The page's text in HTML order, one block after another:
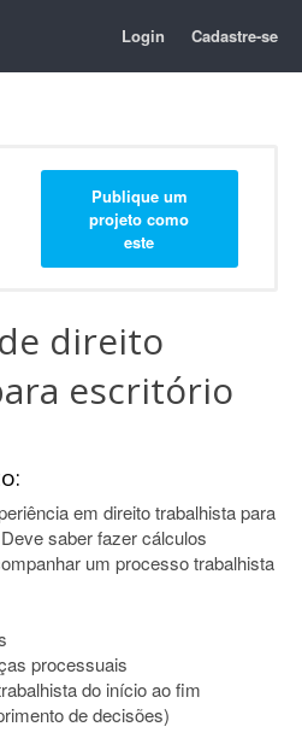
Login Cadastre-se
Publique um
projeto como
este
direito
escritório
em direito trabalhista para
saber fazer cálculos
um processo trabalhista
processuais
do início ao fim
de decisões)